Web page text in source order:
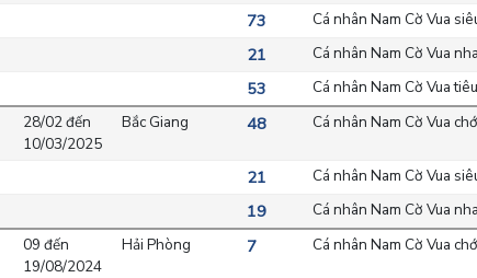
73 Cá nhân Nam Cờ Vua
21 Cá nhân Nam Cờ Vua
53 Cá nhân Nam Cờ Vua
28/02 đến
10/03/2025
Bắc Giang 48 Cá nhân Nam Cờ Vua
21 Cá nhân Nam Cờ Vua
19 Cá nhân Nam Cờ Vua
09 đến
19/08/2024
Hải Phòng 7 Cá nhân Nam Cờ Vua